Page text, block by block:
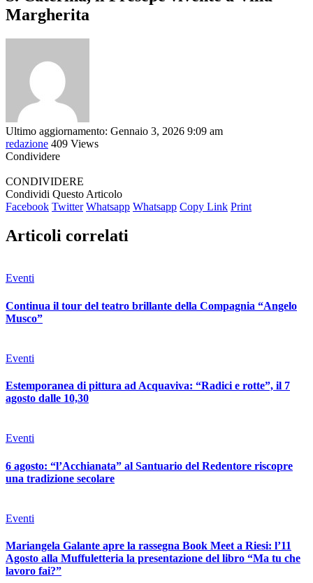
Margherita
Ultimo aggiornamento: Gennaio 3, 2026 9:09 am
redazione 409 Views
Condividere
CONDIVIDERE
Condividi Questo Articolo
Facebook Twitter Whatsapp Whatsapp Copy Link Print
Articoli correlati
Eventi
Continua il tour del teatro brillante della Compagnia “Angelo
Musco”
Eventi
Estemporanea di pittura ad Acquaviva: “Radici e rotte”, il 7
agosto dalle 10,30
Eventi
6 agosto: “l’Acchianata” al Santuario del Redentore riscopre
una tradizione secolare
Eventi
Mariangela Galante apre la rassegna Book Meet a Riesi: l’11
Agosto alla Muffuletteria la presentazione del libro “Ma tu che
lavoro fai?”